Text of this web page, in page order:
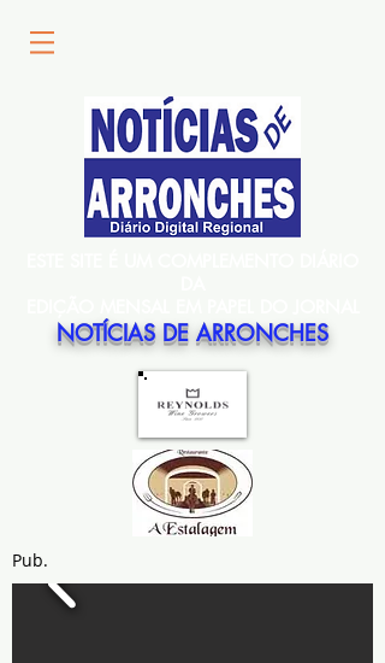
NOTÍCIAS DE ARRONCHES
Pub.